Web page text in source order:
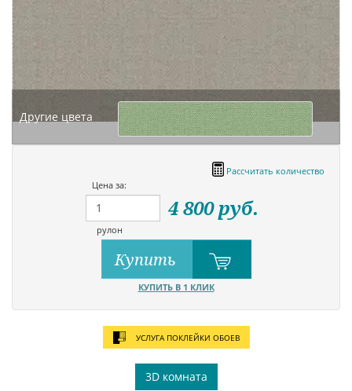
Другие цвета
Рассчитать количество
Цена за:
рулон
4 800руб.
Купить
КУПИТЬ В 1 КЛИК
УСЛУГА ПОКЛЕЙКИ ОБОЕВ
3D комната